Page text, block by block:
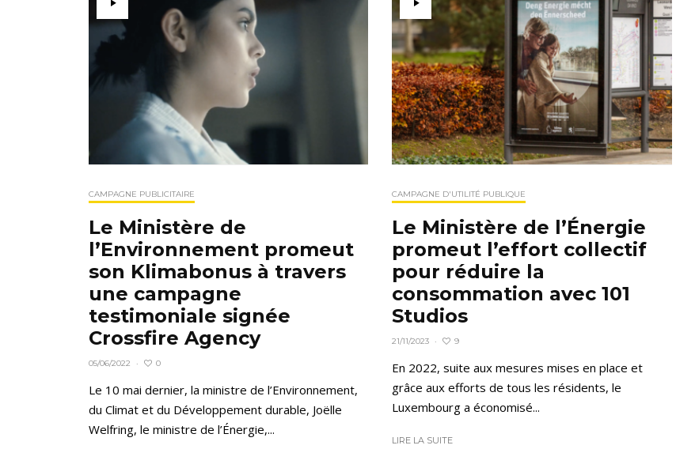
CAMPAGNE PUBLICITAIRE
Le Ministère de
l’Environnement promeut
son Klimabonus à travers
une campagne
testimoniale signée
Crossfire Agency
05/06/2022 · 0
Le 10 mai dernier, la ministre de l’Environnement,
du Climat et du Développement durable, Joëlle
Welfring, le ministre de l’Énergie,...
CAMPAGNE D'UTILITÉ PUBLIQUE
Le Ministère de l’Énergie
promeut l’effort collectif
pour réduire la
consommation avec 101
Studios
21/11/2023 · 9
En 2022, suite aux mesures mises en place et
grâce aux efforts de tous les résidents, le
Luxembourg a économisé...
LIRE LA SUITE